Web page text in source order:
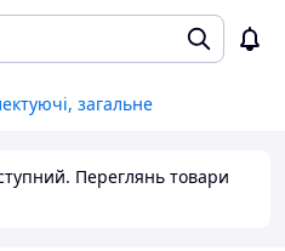
загальне
Переглянь товари